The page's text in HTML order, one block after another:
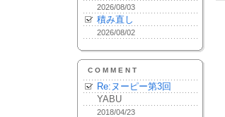
2026/08/03
積み直し
2026/08/02
COMMENT
Re:ヌーピー第3回
YABU
2018/04/23